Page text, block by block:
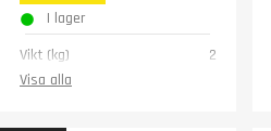
I lager
Vikt (kg)
2
Visa alla